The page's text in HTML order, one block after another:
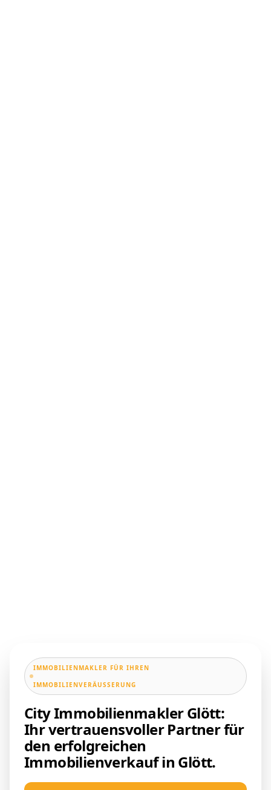
IMMOBILIENMAKLER FÜR IHREN
IMMOBILIENVERÄUSSERUNG
City Immobilienmakler Glött:
Ihr vertrauensvoller Partner für
den erfolgreichen
Immobilienverkauf in Glött.